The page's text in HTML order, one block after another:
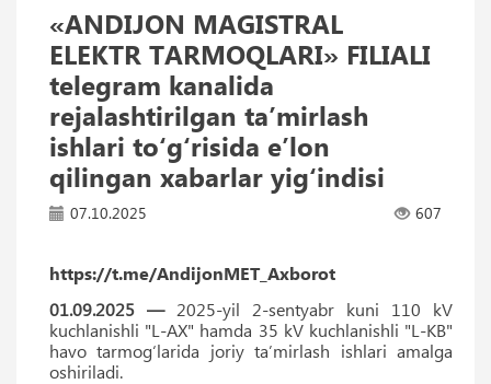
«ANDIJON MAGISTRAL
ELEKTR TARMOQLARI» FILIALI
telegram kanalida
rejalashtirilgan ta’mirlash
ishlari to‘g‘risida e’lon
qilingan xabarlar yig‘indisi
07.10.2025 607
https://t.me/AndijonMET_Axborot
01.09.2025 — 2025-yil 2-sentyabr kuni 110 kV
kuchlanishli "L-AX" hamda 35 kV kuchlanishli "L-KB"
havo tarmogʻlarida joriy ta’mirlash ishlari amalga
oshiriladi.